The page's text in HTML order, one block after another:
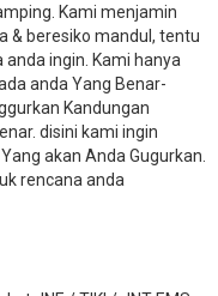
Kami menjamin
& beresiko mandul, tentu
ingin. Kami hanya
anda Yang Benar-
Kandungan
disini kami ingin
akan Anda Gugurkan.
rencana anda